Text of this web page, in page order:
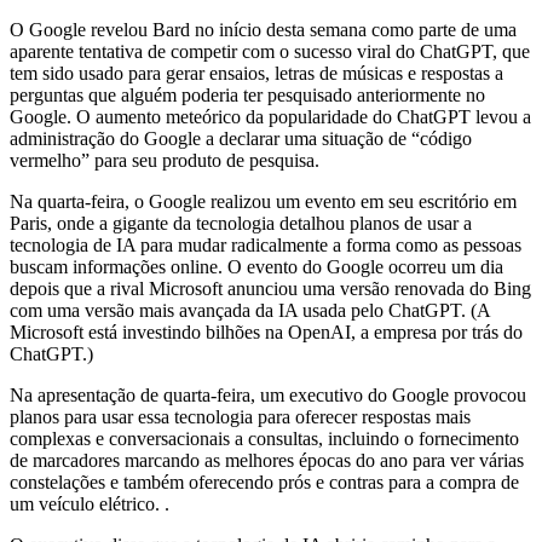
O Google revelou Bard no início desta semana como parte de uma
aparente tentativa de competir com o sucesso viral do ChatGPT, que
tem sido usado para gerar ensaios, letras de músicas e respostas a
perguntas que alguém poderia ter pesquisado anteriormente no
Google. O aumento meteórico da popularidade do ChatGPT levou a
administração do Google a declarar uma situação de “código
vermelho” para seu produto de pesquisa.
Na quarta-feira, o Google realizou um evento em seu escritório em
Paris, onde a gigante da tecnologia detalhou planos de usar a
tecnologia de IA para mudar radicalmente a forma como as pessoas
buscam informações online. O evento do Google ocorreu um dia
depois que a rival Microsoft anunciou uma versão renovada do Bing
com uma versão mais avançada da IA ​​usada pelo ChatGPT. (A
Microsoft está investindo bilhões na OpenAI, a empresa por trás do
ChatGPT.)
Na apresentação de quarta-feira, um executivo do Google provocou
planos para usar essa tecnologia para oferecer respostas mais
complexas e conversacionais a consultas, incluindo o fornecimento
de marcadores marcando as melhores épocas do ano para ver várias
constelações e também oferecendo prós e contras para a compra de
um veículo elétrico. .